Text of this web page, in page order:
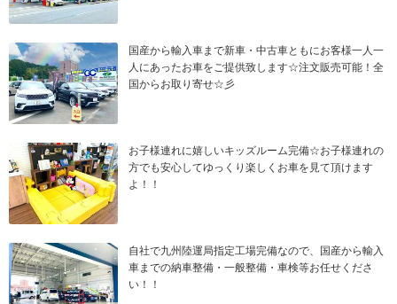
国産から輸入車まで新車・中古車ともにお客様一人一
人にあったお車をご提供致します☆注文販売可能！全
国からお取り寄せ☆彡
お子様連れに嬉しいキッズルーム完備☆お子様連れの
方でも安心してゆっくり楽しくお車を見て頂けます
よ！！
自社で九州陸運局指定工場完備なので、国産から輸入
車までの納車整備・一般整備・車検等お任せくださ
い！！